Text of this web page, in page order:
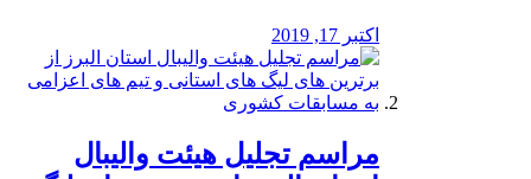
اکتبر 17, 2019
مراسم تجلیل هیئت والیبال